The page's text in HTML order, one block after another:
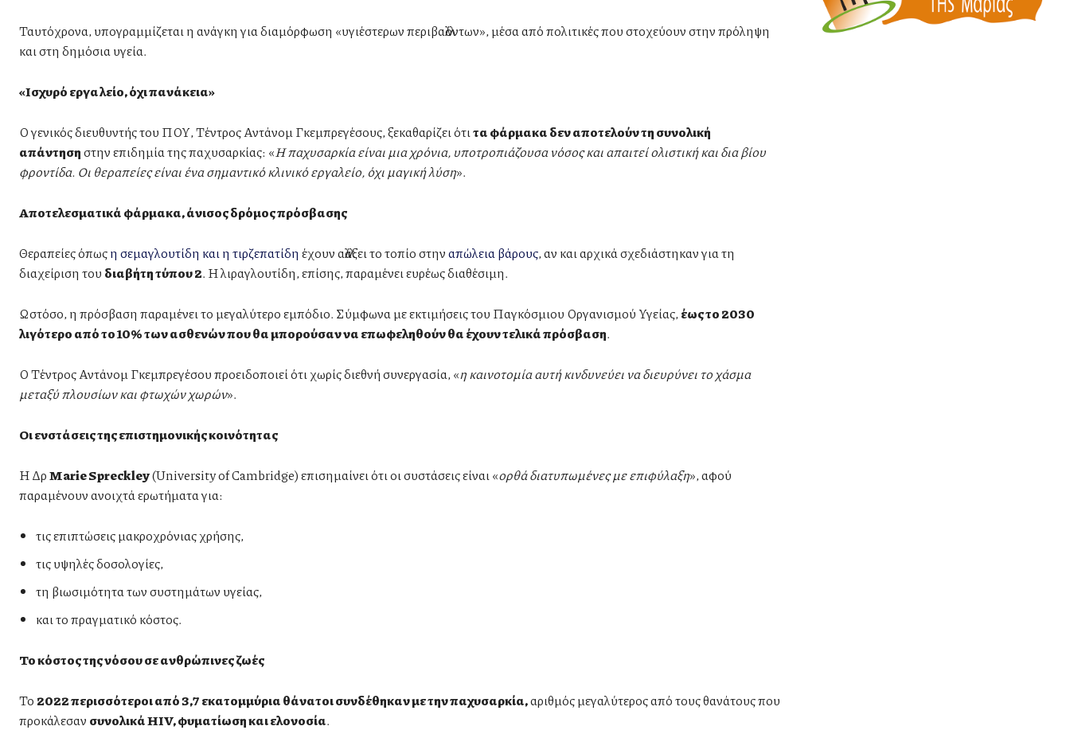
Ταυτόχρονα, υπογραμμίζεται η ανάγκη για διαμόρφωση «υγιέστερων περιβαλλόντων», μέσα από πολιτικές που στοχεύουν στην πρόληψη
και στη δημόσια υγεία.
«Ισχυρό εργαλείο, όχι πανάκεια»
Ο γενικός διευθυντής του ΠΟΥ, Τέντρος Αντάνομ Γκεμπρεγέσους, ξεκαθαρίζει ότιτα φάρμακα δεν αποτελούν τη συνολική
απάντησηστην επιδημία της παχυσαρκίας: «Η παχυσαρκία είναι μια χρόνια, υποτροπιάζουσα νόσος και απαιτεί ολιστική και δια βίου
φροντίδα. Οι θεραπείες είναι ένα σημαντικό κλινικό εργαλείο, όχι μαγική λύση».
Αποτελεσματικά φάρμακα, άνισος δρόμος πρόσβασης
Θεραπείες όπωςη σεμαγλουτίδη και η τιρζεπατίδη έχουν αλλάξει το τοπίο στηναπώλεια βάρους, αν και αρχικά σχεδιάστηκαν για τη
διαχείριση του διαβήτη τύπου 2. Η λιραγλουτίδη, επίσης, παραμένει ευρέως διαθέσιμη.
Ωστόσο, η πρόσβαση παραμένει το μεγαλύτερο εμπόδιο. Σύμφωνα με εκτιμήσεις του Παγκόσμιου Οργανισμού Υγείας, έως το 2030
λιγότερο από το 10% των ασθενών που θα μπορούσαν να επωφεληθούν θα έχουν τελικά πρόσβαση.
Ο Τέντρος Αντάνομ Γκεμπρεγέσου προειδοποιεί ότι χωρίς διεθνή συνεργασία, «η καινοτομία αυτή κινδυνεύει να διευρύνει το χάσμα
μεταξύ πλουσίων και φτωχών χωρών».
Οι ενστάσεις της επιστημονικής κοινότητας
Η ΔρMarie Spreckley(University of Cambridge) επισημαίνει ότι οι συστάσεις είναι «ορθά διατυπωμένες με επιφύλαξη», αφού
παραμένουν ανοιχτά ερωτήματα για:
τις επιπτώσεις μακροχρόνιας χρήσης,
τις υψηλές δοσολογίες,
τη βιωσιμότητα των συστημάτων υγείας,
και το πραγματικό κόστος.
Το κόστος της νόσου σε ανθρώπινες ζωές
Το 2022 περισσότεροι από 3,7 εκατομμύρια θάνατοι συνδέθηκαν με την παχυσαρκία,αριθμός μεγαλύτερος από τους θανάτους που
προκάλεσαν συνολικά HIV, φυματίωση και ελονοσία.